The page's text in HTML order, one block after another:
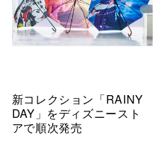
新コレクション「RAINY
DAY」をディズニースト
アで順次発売